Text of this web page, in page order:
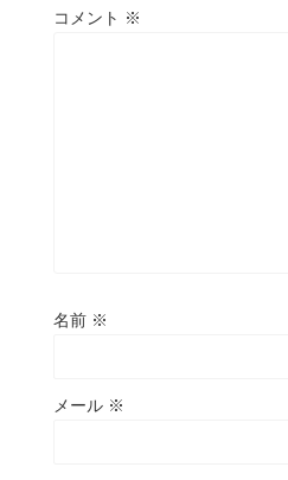
コメント ※
名前 ※
メール ※